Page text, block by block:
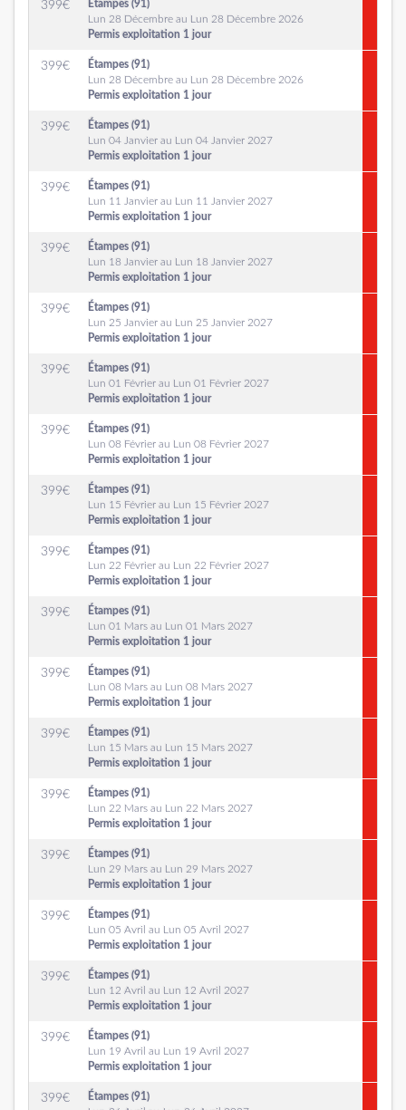
399€
Étampes (91)
Lun 28 Décembre au Lun 28 Décembre 2026
Permis exploitation 1 jour
399€
Étampes (91)
Lun 28 Décembre au Lun 28 Décembre 2026
Permis exploitation 1 jour
399€
Étampes (91)
Lun 04 Janvier au Lun 04 Janvier 2027
Permis exploitation 1 jour
399€
Étampes (91)
Lun 11 Janvier au Lun 11 Janvier 2027
Permis exploitation 1 jour
399€
Étampes (91)
Lun 18 Janvier au Lun 18 Janvier 2027
Permis exploitation 1 jour
399€
Étampes (91)
Lun 25 Janvier au Lun 25 Janvier 2027
Permis exploitation 1 jour
399€
Étampes (91)
Lun 01 Février au Lun 01 Février 2027
Permis exploitation 1 jour
399€
Étampes (91)
Lun 08 Février au Lun 08 Février 2027
Permis exploitation 1 jour
399€
Étampes (91)
Lun 15 Février au Lun 15 Février 2027
Permis exploitation 1 jour
399€
Étampes (91)
Lun 22 Février au Lun 22 Février 2027
Permis exploitation 1 jour
399€
Étampes (91)
Lun 01 Mars au Lun 01 Mars 2027
Permis exploitation 1 jour
399€
Étampes (91)
Lun 08 Mars au Lun 08 Mars 2027
Permis exploitation 1 jour
399€
Étampes (91)
Lun 15 Mars au Lun 15 Mars 2027
Permis exploitation 1 jour
399€
Étampes (91)
Lun 22 Mars au Lun 22 Mars 2027
Permis exploitation 1 jour
399€
Étampes (91)
Lun 29 Mars au Lun 29 Mars 2027
Permis exploitation 1 jour
399€
Étampes (91)
Lun 05 Avril au Lun 05 Avril 2027
Permis exploitation 1 jour
399€
Étampes (91)
Lun 12 Avril au Lun 12 Avril 2027
Permis exploitation 1 jour
399€
Étampes (91)
Lun 19 Avril au Lun 19 Avril 2027
Permis exploitation 1 jour
399€
Étampes (91)